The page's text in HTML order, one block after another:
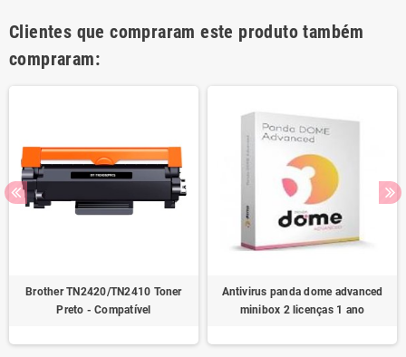
Clientes que compraram este produto também
compraram:
Brother TN2420/TN2410 Toner
Preto - Compatível
Antivirus panda dome advanced
minibox 2 licenças 1 ano